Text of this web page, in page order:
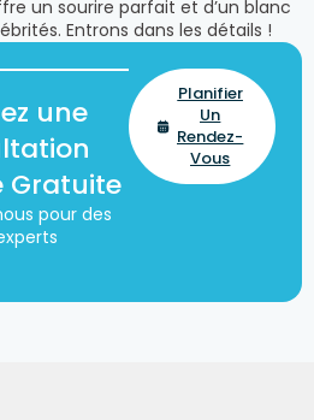
un sourire parfait et d’un blanc
Entrons dans les détails !
une
Gratuite
pour des
Planifier
Un
Rendez-
Vous